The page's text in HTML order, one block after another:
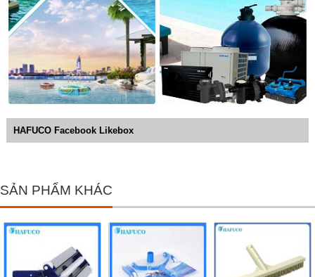
HAFUCO Facebook Likebox
SẢN PHẨM KHÁC